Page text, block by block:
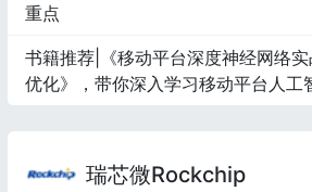
重点
书籍推荐|《移动平台深度神经网络
优化》，带你深入学习移动平台人工
瑞芯微Rockchip